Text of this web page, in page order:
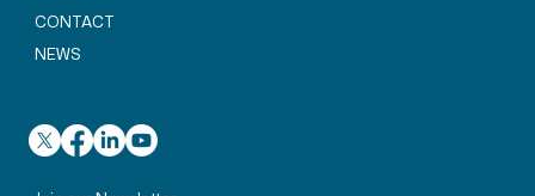
CONTACT
NEWS